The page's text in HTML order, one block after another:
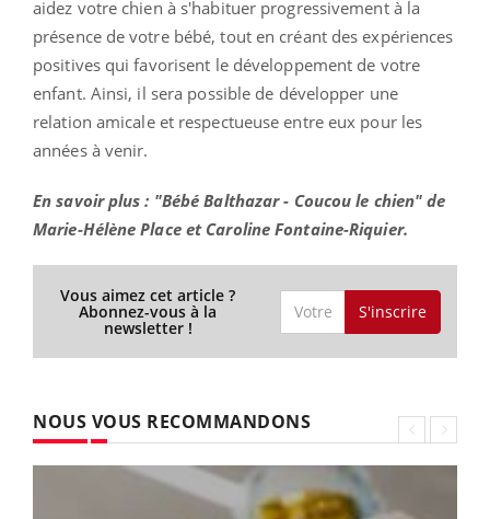
aidez votre chien à s'habituer progressivement à la
présence de votre bébé, tout en créant des expériences
positives qui favorisent le développement de votre
enfant. Ainsi, il sera possible de développer une
relation amicale et respectueuse entre eux pour les
années à venir.
En savoir plus : "Bébé Balthazar - Coucou le chien" de
Marie-Hélène Place et Caroline Fontaine-Riquier.
Vous aimez cet article ?
Abonnez-vous à la
newsletter !
S'inscrire
NOUS VOUS RECOMMANDONS